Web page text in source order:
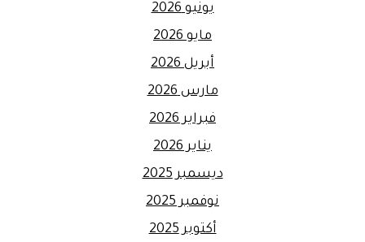
يونيو 2026
مايو 2026
أبريل 2026
مارس 2026
فبراير 2026
يناير 2026
ديسمبر 2025
نوفمبر 2025
أكتوبر 2025